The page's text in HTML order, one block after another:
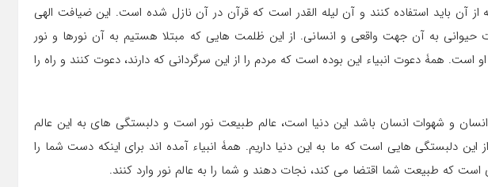
از آن باید استفاده کنند و آن لیله القدر است که قرآن در آن نازل شده است. این ضیافت الهی
حیوانی به آن جهت واقعی و انسانی. از این ظلمت هایی که مبتلا هستیم به آن نورها و نور
است. همۀ دعوت انبیاء این بوده است که مردم را از این سرگردانی که دارند، دعوت کنند و راه را
و شهوات انسان باشد این دنیا است، عالم طبیعت نور است و دلبستگی های به این عالم
دلبستگی هایی است که ما به این دنیا داریم. همۀ انبیاء آمده اند برای اینکه دست شما را
است که طبیعت شما اقتضا می کند، نجات دهند و شما را به عالم نور وارد کنند.